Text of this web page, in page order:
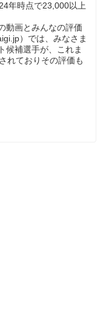
年時点で23,000以上
動画とみんなの評価
）では、みなさま
候補選手が、これま
れておりその評価も